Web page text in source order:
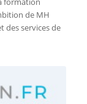
de MH
des services de